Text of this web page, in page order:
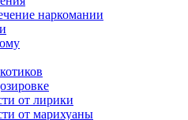
наркомании
от лирики
от марихуаны